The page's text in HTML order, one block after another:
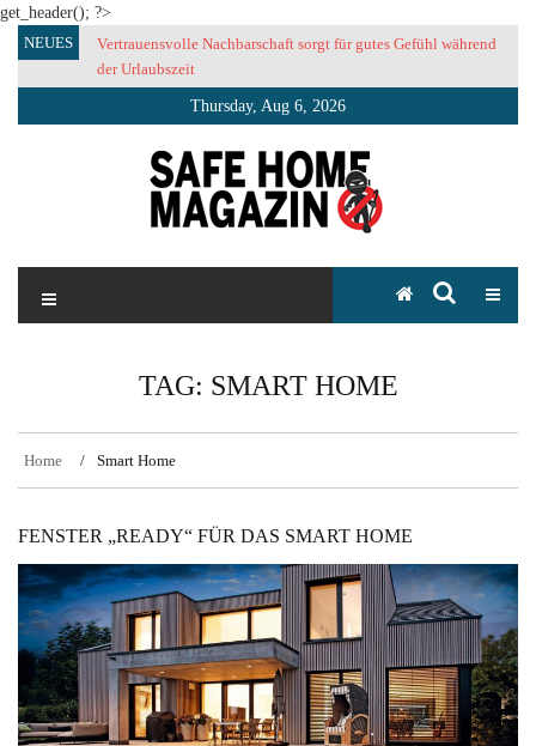
get_header(); ?>
Skip
content
NEUES
Vertrauensvolle Nachbarschaft sorgt für gutes Gefühl während
der Urlaubszeit
Thursday, Aug 6, 2026
SAFE HOME Magazin
TAG: SMART HOME
Home Smart Home
FENSTER „READY“ FÜR DAS SMART HOME